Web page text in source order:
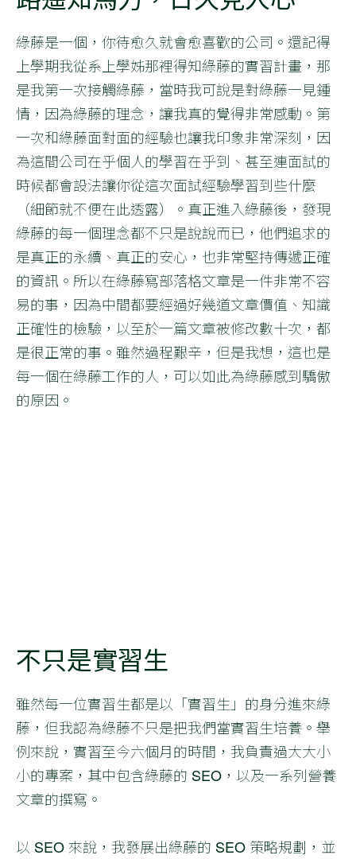
綠藤是一個，你待愈久就會愈喜歡的公司。還記得
上學期我從系上學姊那裡得知綠藤的實習計畫，那
是我第一次接觸綠藤，當時我可說是對綠藤一見鍾
情，因為綠藤的理念，讓我真的覺得非常感動。第
一次和綠藤面對面的經驗也讓我印象非常深刻，因
為這間公司在乎個人的學習在乎到、甚至連面試的
時候都會設法讓你從這次面試經驗學習到些什麼
（細節就不便在此透露）。真正進入綠藤後，發現
綠藤的每一個理念都不只是說說而已，他們追求的
是真正的永續、真正的安心，也非常堅持傳遞正確
的資訊。所以在綠藤寫部落格文章是一件非常不容
易的事，因為中間都要經過好幾道文章價值、知識
正確性的檢驗，以至於一篇文章被修改數十次，都
是很正常的事。雖然過程艱辛，但是我想，這也是
每一個在綠藤工作的人，可以如此為綠藤感到驕傲
的原因。
不只是實習生
雖然每一位實習生都是以「實習生」的身分進來綠
藤，但我認為綠藤不只是把我們當實習生培養。舉
例來說，實習至今六個月的時間，我負責過大大小
小的專案，其中包含綠藤的 SEO，以及一系列營養
文章的撰寫。
以 SEO 來說，我發展出綠藤的 SEO 策略規劃，並